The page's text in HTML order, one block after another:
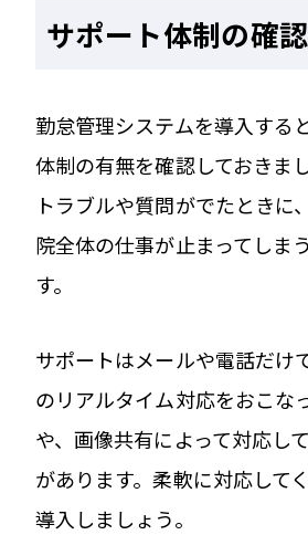
サポート体制の確認
勤怠管理システムを導入する
体制の有無を確認しておきま
トラブルや質問がでたときに
院全体の仕事が止まってしま
す。
サポートはメールや電話だけ
のリアルタイム対応をおこな
や、画像共有によって対応し
があります。柔軟に対応して
導入しましょう。